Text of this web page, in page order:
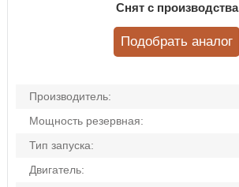
Производитель:
Мощность резервная:
Тип запуска:
Двигатель:
Снят с производства
Подобрать аналог